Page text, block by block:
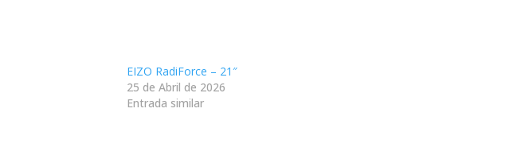
EIZO RadiForce – 21″
25 de Abril de 2026
Entrada similar